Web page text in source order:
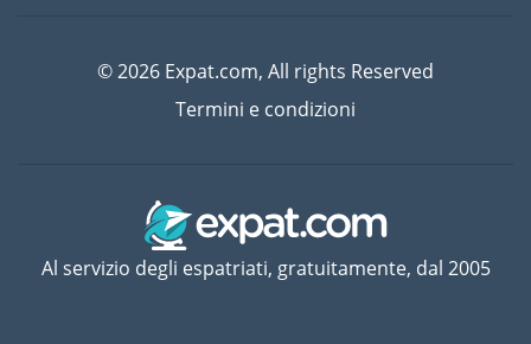
© 2026 Expat.com, All rights Reserved
Termini e condizioni
Al servizio degli espatriati, gratuitamente, dal 2005